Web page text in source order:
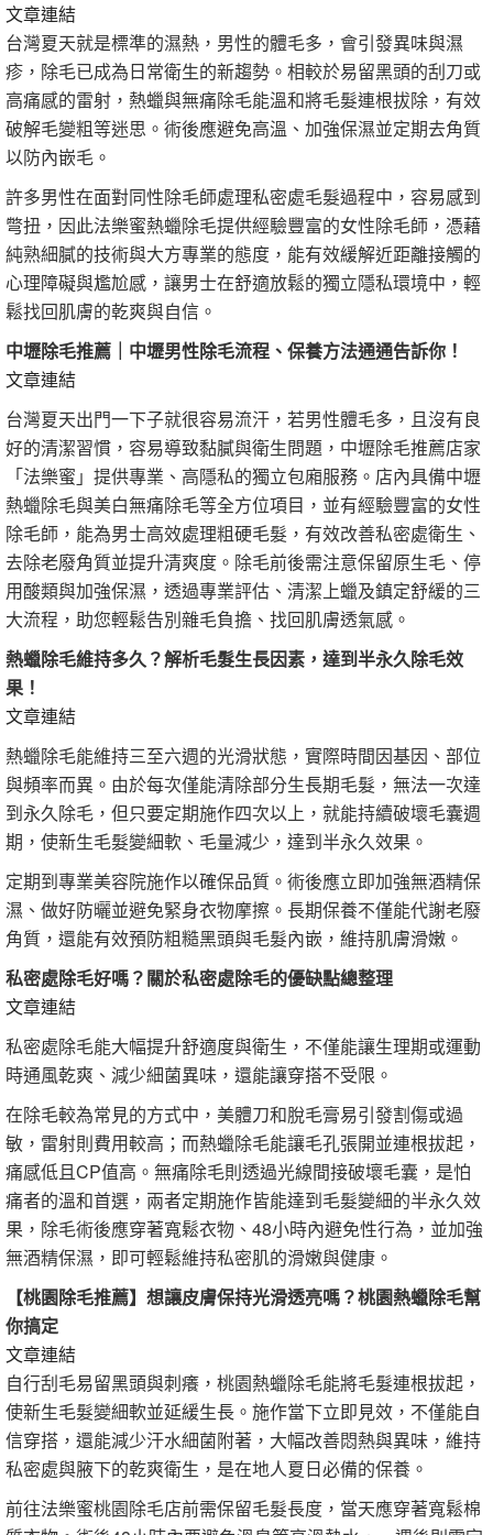
文章連結
台灣夏天就是標準的濕熱，男性的體毛多，會引發異味與濕
疹，除毛已成為日常衛生的新趨勢。相較於易留黑頭的刮刀或
高痛感的雷射，熱蠟與無痛除毛能溫和將毛髮連根拔除，有效
破解毛變粗等迷思。術後應避免高溫、加強保濕並定期去角質
以防內嵌毛。
許多男性在面對同性除毛師處理私密處毛髮過程中，容易感到
彆扭，因此法樂蜜熱蠟除毛提供經驗豐富的女性除毛師，憑藉
純熟細膩的技術與大方專業的態度，能有效緩解近距離接觸的
心理障礙與尷尬感，讓男士在舒適放鬆的獨立隱私環境中，輕
鬆找回肌膚的乾爽與自信。
中壢除毛推薦｜中壢男性除毛流程、保養方法通通告訴你！
文章連結
台灣夏天出門一下子就很容易流汗，若男性體毛多，且沒有良
好的清潔習慣，容易導致黏膩與衛生問題，中壢除毛推薦店家
「法樂蜜」提供專業、高隱私的獨立包廂服務。店內具備中壢
熱蠟除毛與美白無痛除毛等全方位項目，並有經驗豐富的女性
除毛師，能為男士高效處理粗硬毛髮，有效改善私密處衛生、
去除老廢角質並提升清爽度。除毛前後需注意保留原生毛、停
用酸類與加強保濕，透過專業評估、清潔上蠟及鎮定舒緩的三
大流程，助您輕鬆告別雜毛負擔、找回肌膚透氣感。
熱蠟除毛維持多久？解析毛髮生長因素，達到半永久除毛效
果！
文章連結
熱蠟除毛能維持三至六週的光滑狀態，實際時間因基因、部位
與頻率而異。由於每次僅能清除部分生長期毛髮，無法一次達
到永久除毛，但只要定期施作四次以上，就能持續破壞毛囊週
期，使新生毛髮變細軟、毛量減少，達到半永久效果。
定期到專業美容院施作以確保品質。術後應立即加強無酒精保
濕、做好防曬並避免緊身衣物摩擦。長期保養不僅能代謝老廢
角質，還能有效預防粗糙黑頭與毛髮內嵌，維持肌膚滑嫩。
私密處除毛好嗎？關於私密處除毛的優缺點總整理
文章連結
私密處除毛能大幅提升舒適度與衛生，不僅能讓生理期或運動
時通風乾爽、減少細菌異味，還能讓穿搭不受限。
在除毛較為常見的方式中，美體刀和脫毛膏易引發割傷或過
敏，雷射則費用較高；而熱蠟除毛能讓毛孔張開並連根拔起，
痛感低且CP值高。無痛除毛則透過光線間接破壞毛囊，是怕
痛者的溫和首選，兩者定期施作皆能達到毛髮變細的半永久效
果，除毛術後應穿著寬鬆衣物、48小時內避免性行為，並加強
無酒精保濕，即可輕鬆維持私密肌的滑嫩與健康。
【桃園除毛推薦】想讓皮膚保持光滑透亮嗎？桃園熱蠟除毛幫
你搞定
文章連結
自行刮毛易留黑頭與刺癢，桃園熱蠟除毛能將毛髮連根拔起，
使新生毛髮變細軟並延緩生長。施作當下立即見效，不僅能自
信穿搭，還能減少汗水細菌附著，大幅改善悶熱與異味，維持
私密處與腋下的乾爽衛生，是在地人夏日必備的保養。
前往法樂蜜桃園除毛店前需保留毛髮長度，當天應穿著寬鬆棉